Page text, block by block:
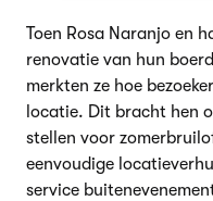
Toen Rosa Naranjo en
renovatie van hun
merkten ze hoe
locatie. Dit bracht hen
stellen voor
eenvoudige
service